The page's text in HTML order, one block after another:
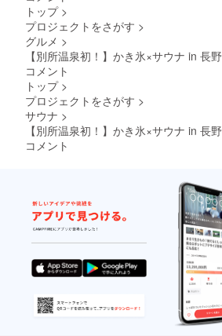
トップ >
プロジェクトをさがす >
グルメ >
【別所温泉初！】かき氷×サウナ in 長野
コメント
トップ >
プロジェクトをさがす >
サウナ >
【別所温泉初！】かき氷×サウナ in 長野
コメント